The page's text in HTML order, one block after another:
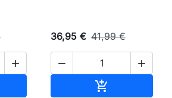

36,95 € 41,99 €
 
